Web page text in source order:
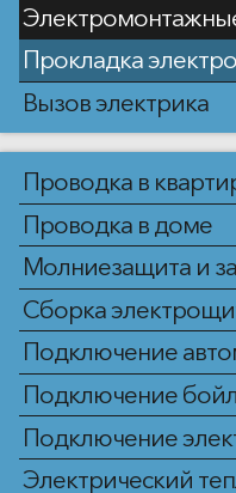
Прокладка
Вызов электрика
Проводка в
Проводка в доме
Молниезащита и
Сборка
Подключение
Подключение
Подключение
Электрический